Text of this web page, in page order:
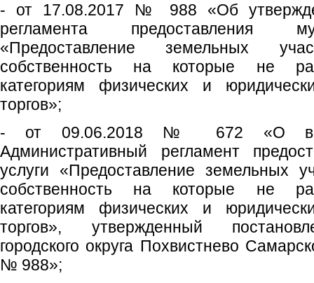
- от 17.08.2017 № 988 «Об
регламента предоставления
«Предоставление земельных
собственность на которые не
категориям физических и
торгов»;
- от 09.06.2018 № 672 «О
Административный регламент
услуги «Предоставление земельных
собственность на которые не
категориям физических и
торгов», утвержденный
городского округа Похвистнево
№ 988»;